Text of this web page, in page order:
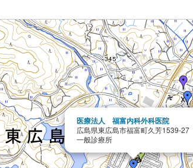
医療法人 福富内科外科医院
広島県東広島市福富町久芳1539-27
一般診療所